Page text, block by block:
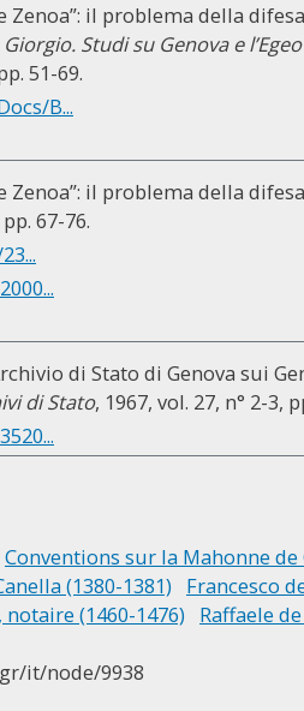
Zenoa”: il problema della
Studi su Genova e
51-69.
B...
Zenoa”: il problema della
67-76.
di Stato di Genova sui
di Stato, 1967, vol. 27, n° 2-3,
Conventions sur la Mahonne de
(1380-1381) Francesco
(1460-1476)
Raffaele
it/node/9938